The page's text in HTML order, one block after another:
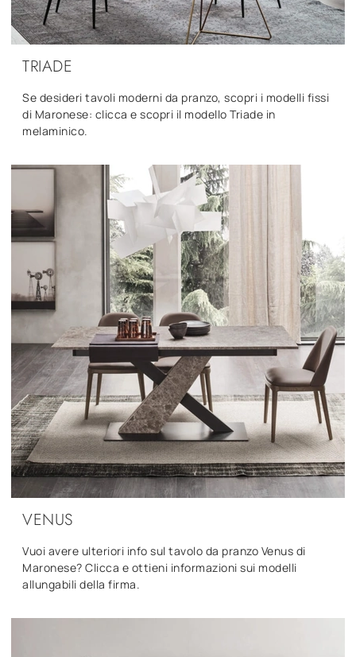
TRIADE
Se desideri tavoli moderni da pranzo, scopri i modelli fissi
di Maronese: clicca e scopri il modello Triade in
melaminico.
VENUS
Vuoi avere ulteriori info sul tavolo da pranzo Venus di
Maronese? Clicca e ottieni informazioni sui modelli
allungabili della firma.